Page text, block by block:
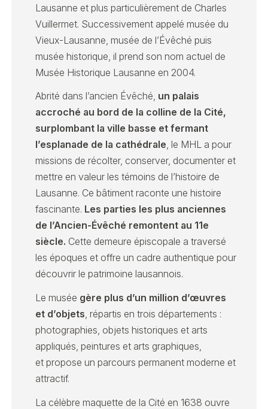
Lausanne et plus particulièrement de Charles
Vuillermet. Successivement appelé musée du
Vieux-Lausanne, musée de l’Évêché puis
musée historique, il prend son nom actuel de
Musée Historique Lausanne en 2004.
Abrité dans l’ancien Évêché, un palais
accroché au bord de la colline de la Cité,
surplombant la ville basse et fermant
l’esplanade de la cathédrale, le MHL a pour
missions de récolter, conserver, documenter et
mettre en valeur les témoins de l’histoire de
Lausanne. Ce bâtiment raconte une histoire
fascinante. Les parties les plus anciennes
de l’Ancien-Évêché remontent au 11e
siècle. Cette demeure épiscopale a traversé
les époques et offre un cadre authentique pour
découvrir le patrimoine lausannois.
Le musée gère plus d’un million d’œuvres
et d’objets, répartis en trois départements :
photographies, objets historiques et arts
appliqués, peintures et arts graphiques,
et propose un parcours permanent moderne et
attractif.
La célèbre maquette de la Cité en 1638 ouvre